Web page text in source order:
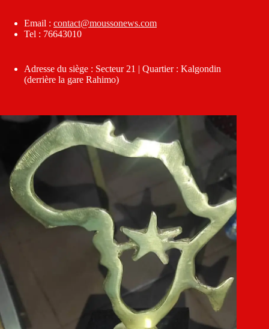
Email : contact@moussonews.com
Tel : 76643010
Adresse du siège : Secteur 21 | Quartier : Kalgondin
(derrière la gare Rahimo)